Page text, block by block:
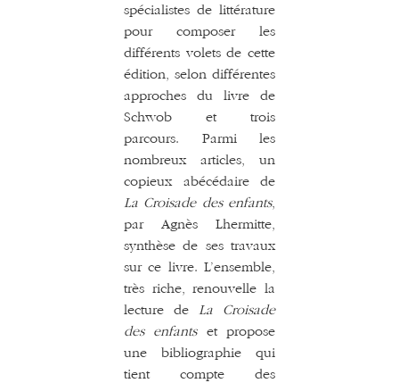
spécialistes de littérature
pour composer les
différents volets de cette
édition, selon différentes
approches du livre de
Schwob et trois
parcours. Parmi les
nombreux articles, un
copieux abécédaire de
La Croisade des enfants,
par Agnès Lhermitte,
synthèse de ses travaux
sur ce livre. L’ensemble,
très riche, renouvelle la
lecture deLa Croisade
des enfantset propose
une bibliographie qui
tient compte des